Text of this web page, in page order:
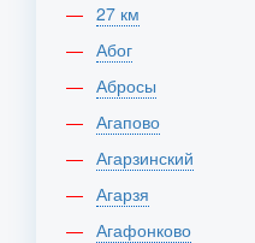
27 км
Абог
Абросы
Агапово
Агарзинский
Агарзя
Агафонково